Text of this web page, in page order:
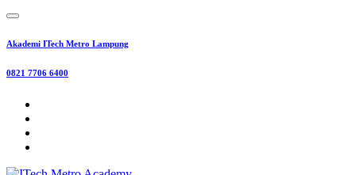
Akademi ITech Metro Lampung
0821 7706 6400